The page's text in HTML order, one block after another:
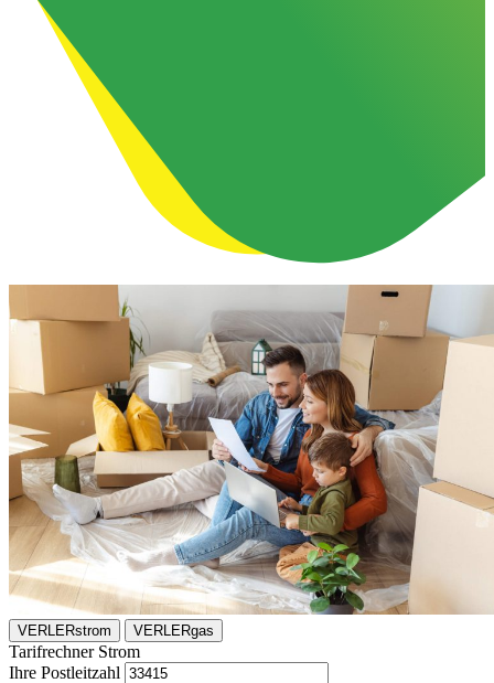
VERLERstrom VERLERgas
Tarifrechner Strom
Ihre Postleitzahl